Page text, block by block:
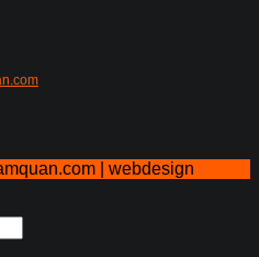
| webdesign